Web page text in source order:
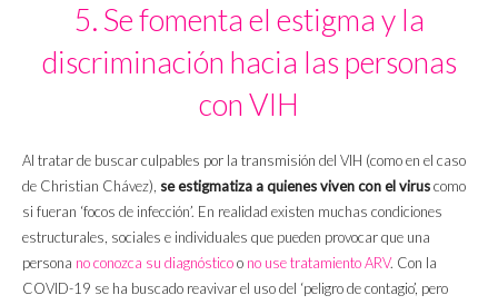
5. Se fomenta el estigma y la
discriminación hacia las personas
con VIH
Al tratar de buscar culpables por la transmisión del VIH (como en el caso
de Christian Chávez), se estigmatiza a quienes viven con el viruscomo
si fueran ‘focos de infección’. En realidad existen muchas condiciones
estructurales, sociales e individuales que pueden provocar que una
persona no conozca su diagnósticoo no use tratamiento ARV. Con la
COVID-19 se ha buscado reavivar el uso del ‘peligro de contagio’, pero